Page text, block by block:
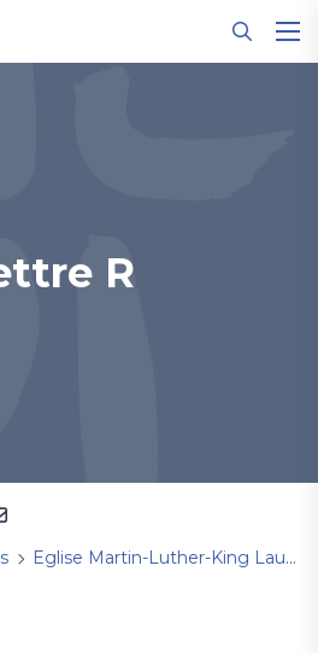
R
Eglise Martin-Luther-King Lausanne
cookies